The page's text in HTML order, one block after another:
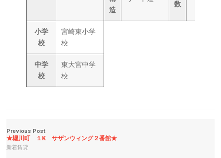
造
数
小学
校
宮崎東小学
校
中学
校
東大宮中学
校
Previous Post
★堀川町 １K サザンウィング２番館★
新着賃貸